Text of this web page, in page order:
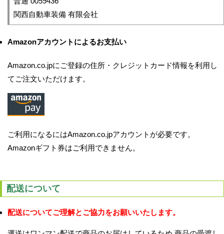
関西自動車装備 有限会社
Amazonアカウントによるお支払い
Amazon.co.jpにご登録の住所・クレジットカード情報を利用し
てご注文いただけます。
ご利用になるにはAmazon.co.jpアカウントが必要です。
Amazonギフト券はご利用できません。
配送について
配送についてご理解とご協力をお願いいたします。